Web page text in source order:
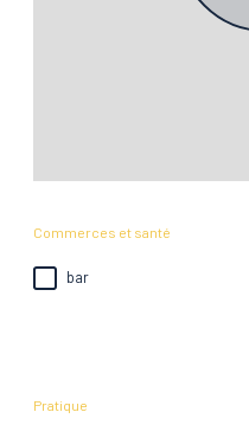
Commerces et santé
bar
Pratique